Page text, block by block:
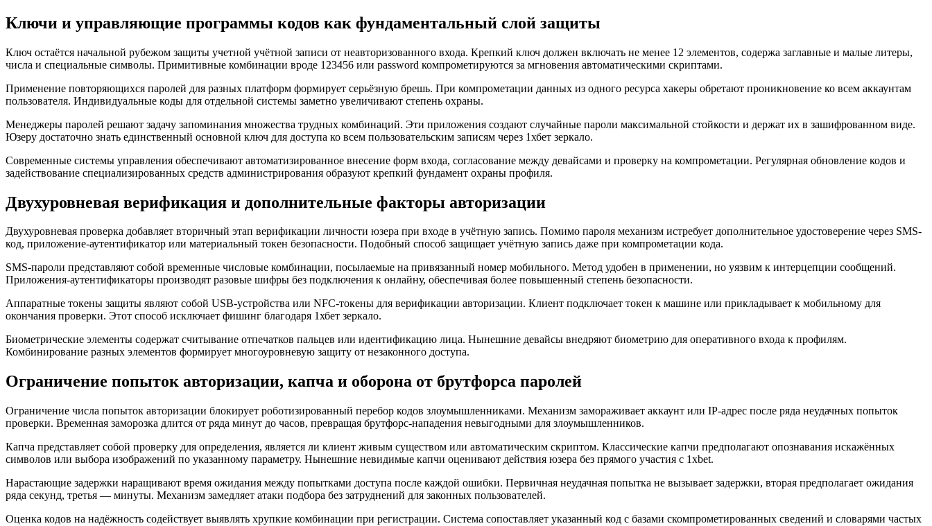
Ключи и управляющие программы кодов как фундаментальный слой защиты
Ключ остаётся начальной рубежом защиты учетной учётной записи от неавторизованного входа. Крепкий ключ должен включать не менее 12 элементов, содержа заглавные и малые литеры,
числа и специальные символы. Примитивные комбинации вроде 123456 или password компрометируются за мгновения автоматическими скриптами.
Применение повторяющихся паролей для разных платформ формирует серьёзную брешь. При компрометации данных из одного ресурса хакеры обретают проникновение ко всем аккаунтам
пользователя. Индивидуальные коды для отдельной системы заметно увеличивают степень охраны.
Менеджеры паролей решают задачу запоминания множества трудных комбинаций. Эти приложения создают случайные пароли максимальной стойкости и держат их в зашифрованном виде.
Юзеру достаточно знать единственный основной ключ для доступа ко всем пользовательским записям через 1хбет зеркало.
Современные системы управления обеспечивают автоматизированное внесение форм входа, согласование между девайсами и проверку на компрометации. Регулярная обновление кодов и
задействование специализированных средств администрирования образуют крепкий фундамент охраны профиля.
Двухуровневая верификация и дополнительные факторы авторизации
Двухуровневая проверка добавляет вторичный этап верификации личности юзера при входе в учётную запись. Помимо пароля механизм истребует дополнительное удостоверение через SMS-
код, приложение-аутентификатор или материальный токен безопасности. Подобный способ защищает учётную запись даже при компрометации кода.
SMS-пароли представляют собой временные числовые комбинации, посылаемые на привязанный номер мобильного. Метод удобен в применении, но уязвим к интерцепции сообщений.
Приложения-аутентификаторы производят разовые шифры без подключения к онлайну, обеспечивая более повышенный степень безопасности.
Аппаратные токены защиты являют собой USB-устройства или NFC-токены для верификации авторизации. Клиент подключает токен к машине или прикладывает к мобильному для
окончания проверки. Этот способ исключает фишинг благодаря 1хбет зеркало.
Биометрические элементы содержат считывание отпечатков пальцев или идентификацию лица. Нынешние девайсы внедряют биометрию для оперативного входа к профилям.
Комбинирование разных элементов формирует многоуровневую защиту от незаконного доступа.
Ограничение попыток авторизации, капча и оборона от брутфорса паролей
Ограничение числа попыток авторизации блокирует роботизированный перебор кодов злоумышленниками. Механизм замораживает аккаунт или IP-адрес после ряда неудачных попыток
проверки. Временная заморозка длится от ряда минут до часов, превращая брутфорс-нападения невыгодными для злоумышленников.
Капча представляет собой проверку для определения, является ли клиент живым существом или автоматическим скриптом. Классические капчи предполагают опознавания искажённых
символов или выбора изображений по указанному параметру. Нынешние невидимые капчи оценивают действия юзера без прямого участия с 1xbet.
Нарастающие задержки наращивают время ожидания между попытками доступа после каждой ошибки. Первичная неудачная попытка не вызывает задержки, вторая предполагает ожидания
ряда секунд, третья — минуты. Механизм замедляет атаки подбора без затруднений для законных пользователей.
Оценка кодов на надёжность содействует выявлять хрупкие комбинации при регистрации. Система сопоставляет указанный код с базами скомпрометированных сведений и словарями частых